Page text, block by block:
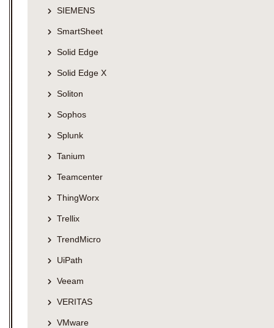
SIEMENS
SmartSheet
Solid Edge
Solid Edge X
Soliton
Sophos
Splunk
Tanium
Teamcenter
ThingWorx
Trellix
TrendMicro
UiPath
Veeam
VERITAS
VMware